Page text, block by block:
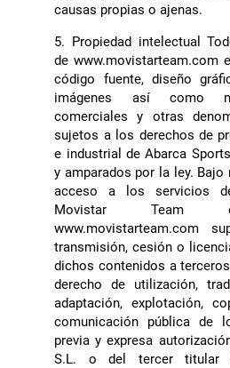
causas propias o ajenas.
5. Propiedad intelectual
de www.movistarteam.com
código fuente, diseño
imágenes así como
comerciales y otras
sujetos a los derechos de
e industrial de Abarca
y amparados por la ley. Bajo
acceso a los servicios
Movistar Team
www.movistarteam.com
transmisión, cesión o
dichos contenidos a
derecho de utilización,
adaptación, explotación,
comunicación pública de
previa y expresa
S.L. o del tercer titular